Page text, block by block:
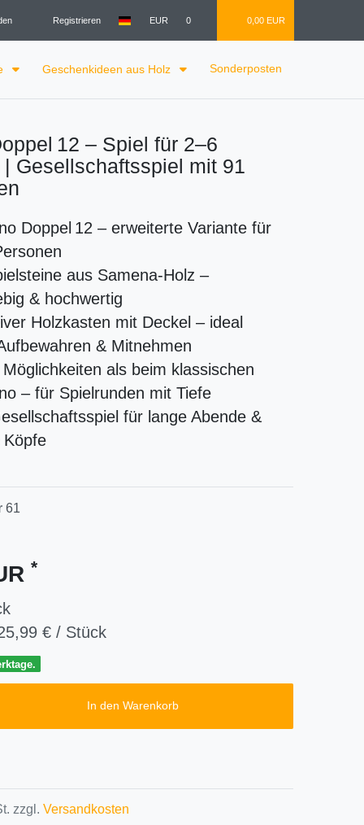
Registrieren EUR 0 0,00 EUR
Geschenkideen aus Holz Sonderposten
12 – Spiel für 2–6
Gesellschaftsspiel mit 91
Doppel 12 – erweiterte Variante für
aus Samena-Holz –
& hochwertig
Holzkasten mit Deckel – ideal
& Mitnehmen
als beim klassischen
– für Spielrunden mit Tiefe
für lange Abende &
Köpfe
61
*
€ / Stück
In den Warenkorb
zzgl. Versandkosten